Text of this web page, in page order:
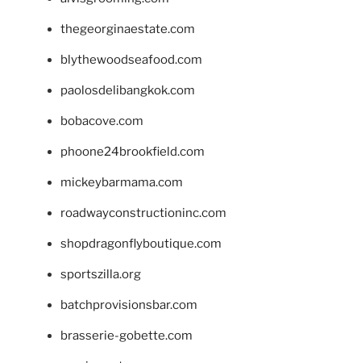
thegeorginaestate.com
blythewoodseafood.com
paolosdelibangkok.com
bobacove.com
phoone24brookfield.com
mickeybarmama.com
roadwayconstructioninc.com
shopdragonflyboutique.com
sportszilla.org
batchprovisionsbar.com
brasserie-gobette.com